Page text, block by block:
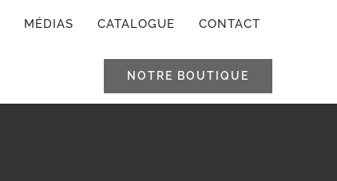
MÉDIAS CATALOGUE CONTACT
NOTRE BOUTIQUE